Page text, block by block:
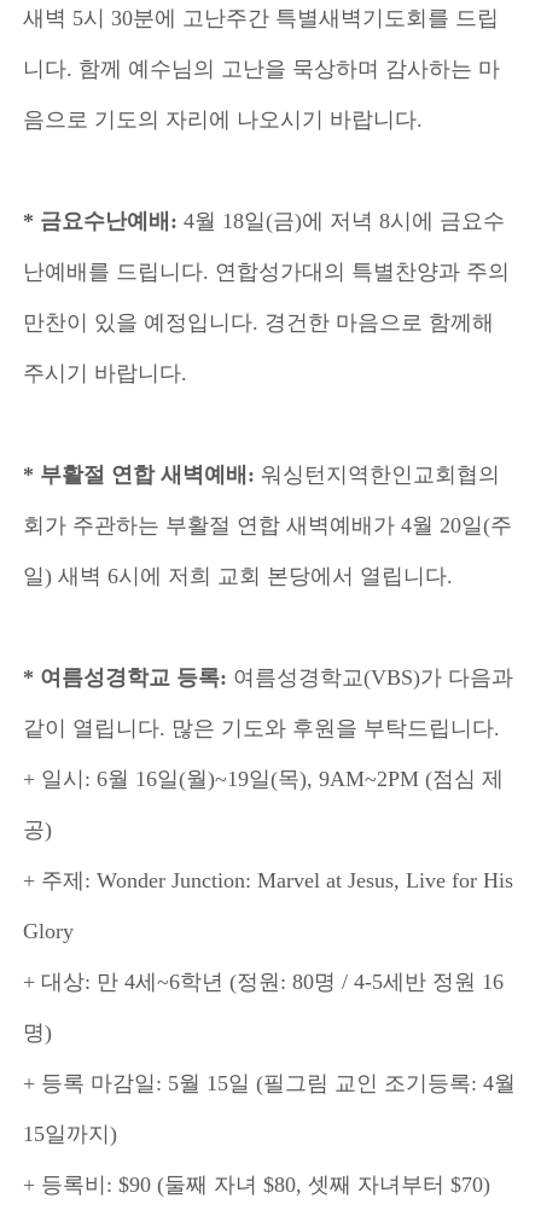
새벽 5시 30분에 고난주간 특별새벽기도회를 드립
니다. 함께 예수님의 고난을 묵상하며 감사하는 마
음으로 기도의 자리에 나오시기 바랍니다.
* 금요수난예배: 4월 18일(금)에 저녁 8시에 금요수
난예배를 드립니다. 연합성가대의 특별찬양과 주의
만찬이 있을 예정입니다. 경건한 마음으로 함께해
주시기 바랍니다.
* 부활절 연합 새벽예배: 워싱턴지역한인교회협의
회가 주관하는 부활절 연합 새벽예배가 4월 20일(주
일) 새벽 6시에 저희 교회 본당에서 열립니다.
* 여름성경학교 등록: 여름성경학교(VBS)가 다음과
같이 열립니다. 많은 기도와 후원을 부탁드립니다.
+ 일시: 6월 16일(월)~19일(목), 9AM~2PM (점심 제
공)
+ 주제: Wonder Junction: Marvel at Jesus, Live for His
Glory
+ 대상: 만 4세~6학년 (정원: 80명 / 4-5세반 정원 16
명)
+ 등록 마감일: 5월 15일 (필그림 교인 조기등록: 4월
15일까지)
+ 등록비: $90 (둘째 자녀 $80, 셋째 자녀부터 $70)